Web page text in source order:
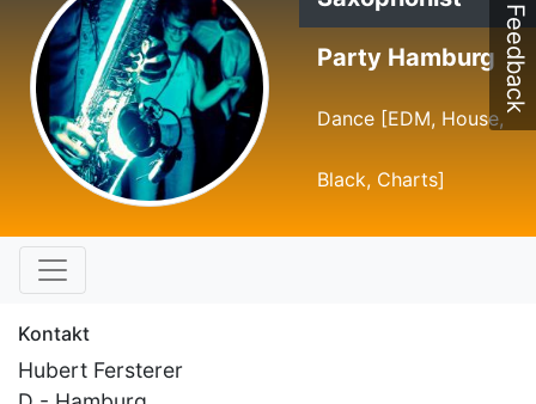
Party Hamburg
Dance [EDM, House,
Black, Charts]
Kontakt
Hubert Fersterer
Feedback